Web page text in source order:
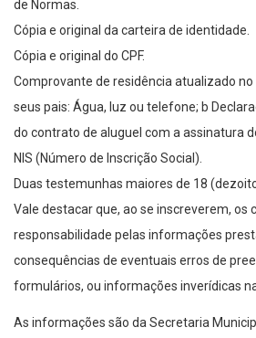
de Normas.
Cópia e original da carteira de identidade.
Cópia e original do CPF.
Comprovante de residência atualizado
seus pais: Água, luz ou telefone; b
do contrato de aluguel com a assinatura
NIS (Número de Inscrição Social).
Duas testemunhas maiores de 18
Vale destacar que, ao se inscreverem, os
responsabilidade pelas informações
consequências de eventuais erros de
formulários, ou informações inverídicas
As informações são da Secretaria